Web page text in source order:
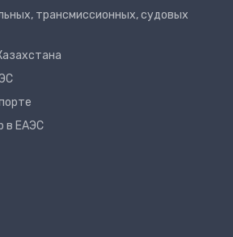
трансмиссионных, судовых
в ЕАЭС